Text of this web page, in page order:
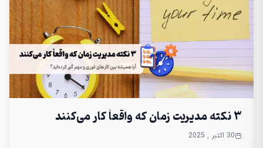
۳ نکته مدیریت زمان که واقعاً کار می‌کنند
30 اکتبر , 2025